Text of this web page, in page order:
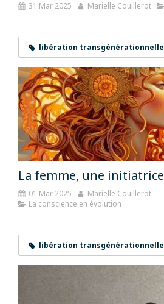
31 Mar 2025 Marielle Couillerot
libération transgénérationnelle
La femme, une initiatrice
01 Mar 2025
Marielle Couillerot
La conscience en évolution
libération transgénérationnelle